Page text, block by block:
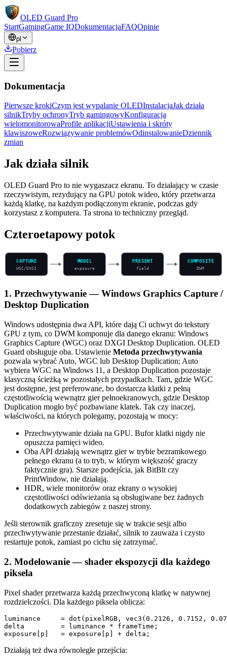
OLED Guard Pro
StartGamingGame IQDokumentacjaFAQOpinie
pl
Pobierz
Dokumentacja
Pierwsze krokiCzym jest wypalanie OLEDInstalacjaJak działa
silnikTryby ochronyTryb gamingowyKonfiguracja
wielomonitorowaProfile aplikacjiUstawienia i skróty
klawiszoweRozwiązywanie problemówOdinstalowanieDziennik
zmian
Jak działa silnik
OLED Guard Pro to nie wygaszacz ekranu. To działający w czasie
rzeczywistym, rezydujący na GPU potok wideo, który przetwarza
każdą klatkę, na każdym podłączonym ekranie, podczas gdy
korzystasz z komputera. Ta strona to techniczny przegląd.
Czteroetapowy potok
CAPTURE
WGC/DXGI
MODEL
exposure
PRESENT
field
COMPOSITE
DWM
1. Przechwytywanie — Windows Graphics Capture /
Desktop Duplication
Windows udostępnia dwa API, które dają Ci uchwyt do tekstury
GPU z tym, co DWM komponuje dla danego ekranu: Windows
Graphics Capture (WGC) oraz DXGI Desktop Duplication. OLED
Guard obsługuje oba. Ustawienie Metoda przechwytywania
pozwala wybrać Auto, WGC lub Desktop Duplication; Auto
wybiera WGC na Windows 11, a Desktop Duplication pozostaje
klasyczną ścieżką w pozostałych przypadkach. Tam, gdzie WGC
jest dostępne, jest preferowane, bo dostarcza klatki z pełną
częstotliwością wewnątrz gier pełnoekranowych, gdzie Desktop
Duplication mogło być pozbawiane klatek. Tak czy inaczej,
właściwości, na których polegamy, pozostają w mocy:
Przechwytywanie działa na GPU. Bufor klatki nigdy nie
opuszcza pamięci wideo.
Oba API działają wewnątrz gier w trybie bezramkowego
pełnego ekranu (a to tryb, w którym większość graczy
faktycznie gra). Starsze podejścia, jak BitBlt czy
PrintWindow, nie działają.
HDR, wiele monitorów oraz ekrany o wysokiej
częstotliwości odświeżania są obsługiwane bez żadnych
dodatkowych zabiegów z naszej strony.
Jeśli sterownik graficzny zresetuje się w trakcie sesji albo
przechwytywanie przestanie działać, silnik to zauważa i czysto
restartuje potok, zamiast po cichu się zatrzymać.
2. Modelowanie — shader ekspozycji dla każdego
piksela
Pixel shader przetwarza każdą przechwyconą klatkę w natywnej
rozdzielczości. Dla każdego piksela oblicza:
luminance     = dot(pixelRGB, vec3(0.2126, 0.7152,
delta         = luminance * frameTime;
Działają też dwa równoległe przejścia: